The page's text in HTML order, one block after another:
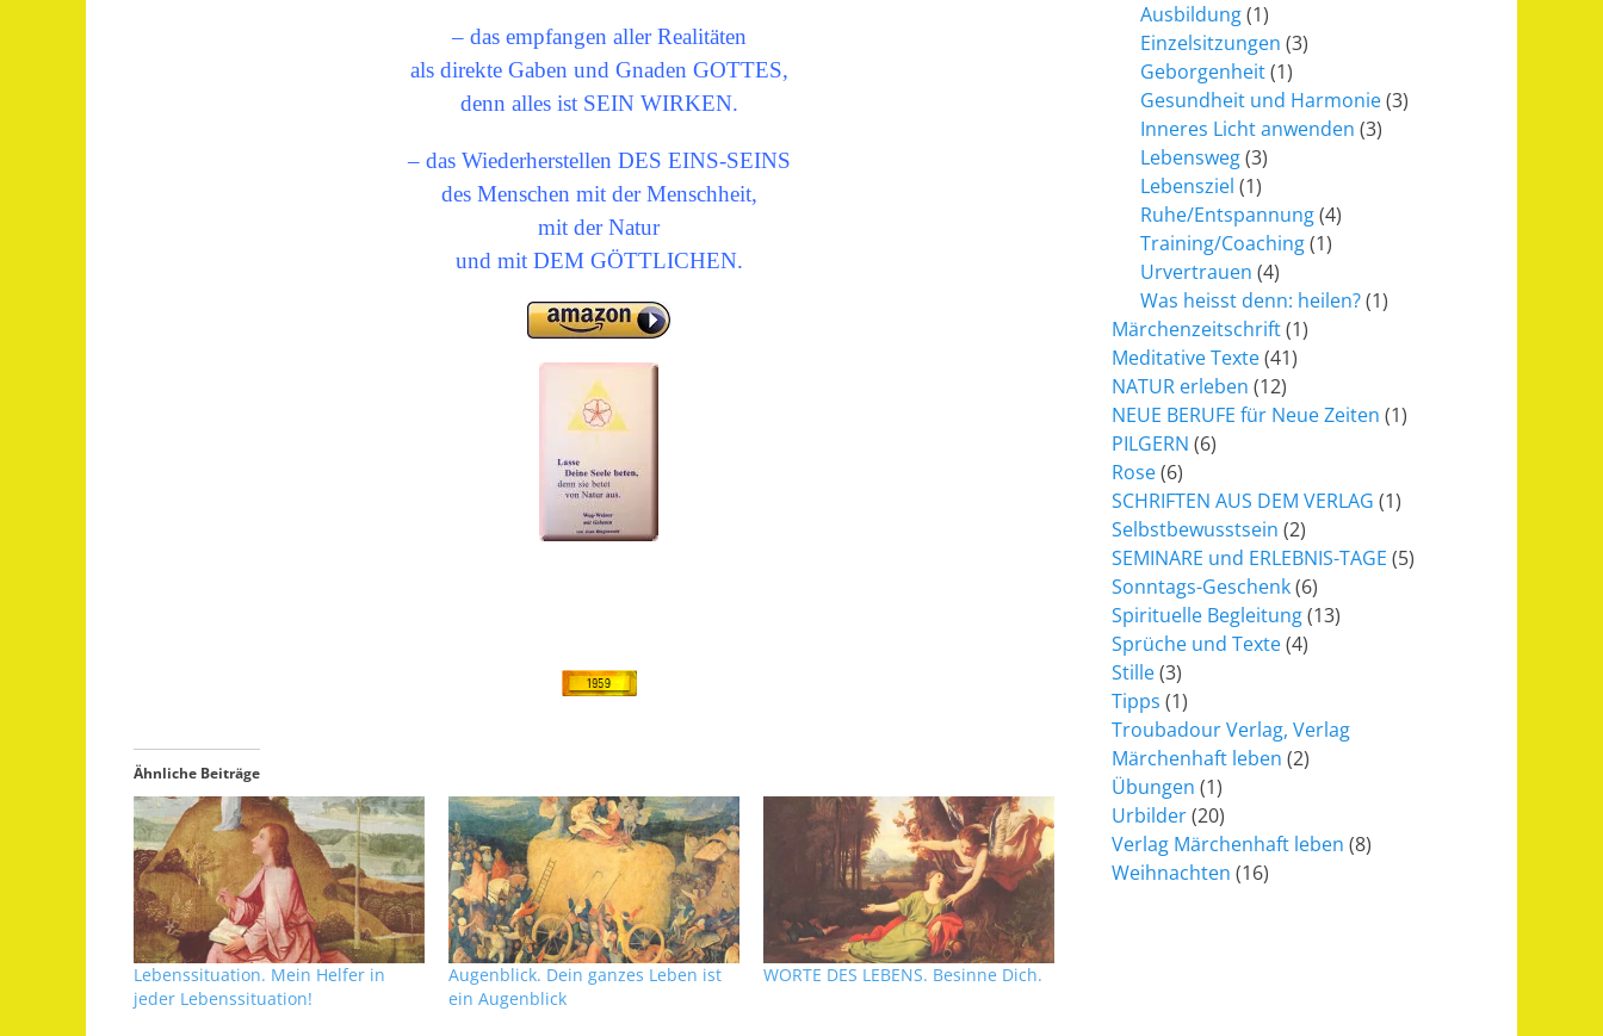
– das empfangen aller Realitäten
als direkte Gaben und Gnaden GOTTES,
denn alles ist SEIN WIRKEN.
– das Wiederherstellen DES EINS-SEINS
des Menschen mit der Menschheit,
mit der Natur
und mit DEM GÖTTLICHEN.
Ähnliche Beiträge
Lebenssituation. Mein Helfer in
jeder Lebenssituation!
Augenblick. Dein ganzes Leben ist
ein Augenblick
WORTE DES LEBENS. Besinne Dich.
Ausbildung(1)
Einzelsitzungen (3)
Geborgenheit(1)
Gesundheit und Harmonie(3)
Inneres Licht anwenden (3)
Lebensweg(3)
Lebensziel (1)
Ruhe/Entspannung(4)
Training/Coaching(1)
Urvertrauen (4)
Was heisst denn: heilen?(1)
Märchenzeitschrift(1)
Meditative Texte(41)
NATUR erleben (12)
NEUE BERUFE für Neue Zeiten (1)
PILGERN (6)
Rose(6)
SCHRIFTEN AUS DEM VERLAG (1)
Selbstbewusstsein (2)
SEMINARE und ERLEBNIS-TAGE (5)
Sonntags-Geschenk(6)
Spirituelle Begleitung(13)
Sprüche und Texte(4)
Stille(3)
Tipps (1)
Troubadour Verlag, Verlag
Märchenhaft leben (2)
Übungen (1)
Urbilder(20)
Verlag Märchenhaft leben (8)
Weihnachten (16)